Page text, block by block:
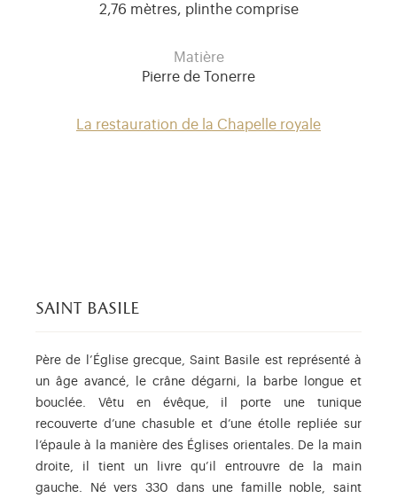
2,76 mètres, plinthe comprise
Matière
Pierre de Tonerre
La restauration de la Chapelle royale
saint basile
Père de l’Église grecque, Saint Basile est représenté à
un âge avancé, le crâne dégarni, la barbe longue et
bouclée. Vêtu en évêque, il porte une tunique
recouverte d’une chasuble et d’une étolle repliée sur
l’épaule à la manière des Églises orientales. De la main
droite, il tient un livre qu’il entrouvre de la main
gauche. Né vers 330 dans une famille noble, saint